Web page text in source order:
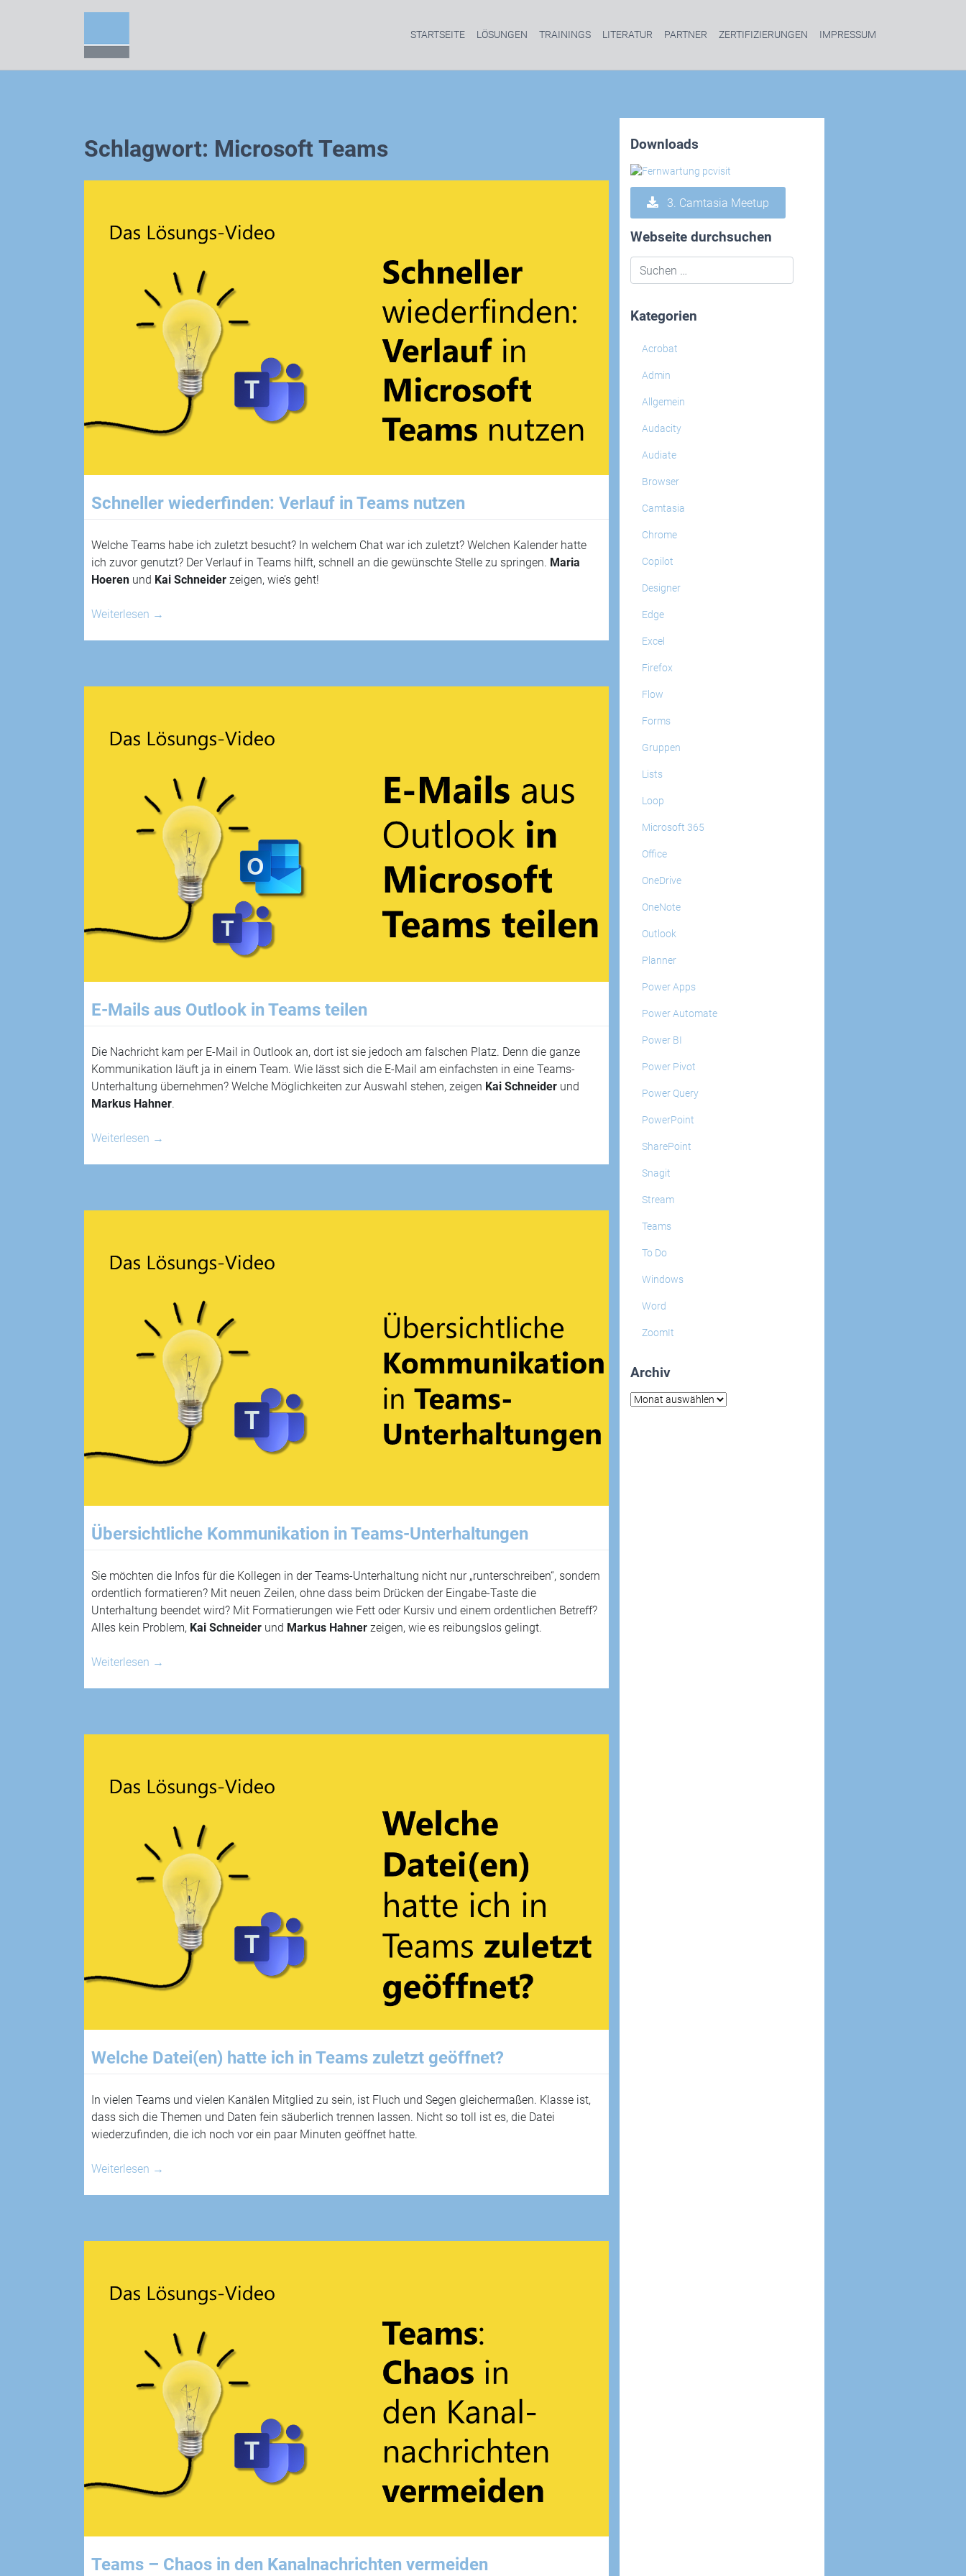
STARTSEITE LÖSUNGEN TRAININGS LITERATUR PARTNER ZERTIFIZIERUNGEN IMPRESSUM
Schlagwort: Microsoft Teams
Schneller wiederfinden: Verlauf in Teams nutzen
Welche Teams habe ich zuletzt besucht? In welchem Chat war ich zuletzt? Welchen Kalender hatte
ich zuvor genutzt? Der Verlauf in Teams hilft, schnell an die gewünschte Stelle zu springen. Maria
Hoeren und Kai Schneider zeigen, wie’s geht!
Weiterlesen →
E-Mails aus Outlook in Teams teilen
Die Nachricht kam per E-Mail in Outlook an, dort ist sie jedoch am falschen Platz. Denn die ganze
Kommunikation läuft ja in einem Team. Wie lässt sich die E-Mail am einfachsten in eine Teams-
Unterhaltung übernehmen? Welche Möglichkeiten zur Auswahl stehen, zeigen Kai Schneider und
Markus Hahner.
Weiterlesen →
Übersichtliche Kommunikation in Teams-Unterhaltungen
Sie möchten die Infos für die Kollegen in der Teams-Unterhaltung nicht nur „runterschreiben“, sondern
ordentlich formatieren? Mit neuen Zeilen, ohne dass beim Drücken der Eingabe-Taste die
Unterhaltung beendet wird? Mit Formatierungen wie Fett oder Kursiv und einem ordentlichen Betreff?
Alles kein Problem, Kai Schneider und Markus Hahner zeigen, wie es reibungslos gelingt.
Weiterlesen →
Welche Datei(en) hatte ich in Teams zuletzt geöffnet?
In vielen Teams und vielen Kanälen Mitglied zu sein, ist Fluch und Segen gleichermaßen. Klasse ist,
dass sich die Themen und Daten fein säuberlich trennen lassen. Nicht so toll ist es, die Datei
wiederzufinden, die ich noch vor ein paar Minuten geöffnet hatte.
Weiterlesen →
Teams – Chaos in den Kanalnachrichten vermeiden
Downloads
3. Camtasia Meetup
Webseite durchsuchen
Kategorien
Acrobat
Admin
Allgemein
Audacity
Audiate
Browser
Camtasia
Chrome
Copilot
Designer
Edge
Excel
Firefox
Flow
Forms
Gruppen
Lists
Loop
Microsoft 365
Office
OneDrive
OneNote
Outlook
Planner
Power Apps
Power Automate
Power BI
Power Pivot
Power Query
PowerPoint
SharePoint
Snagit
Stream
Teams
To Do
Windows
Word
ZoomIt
Archiv
Archiv